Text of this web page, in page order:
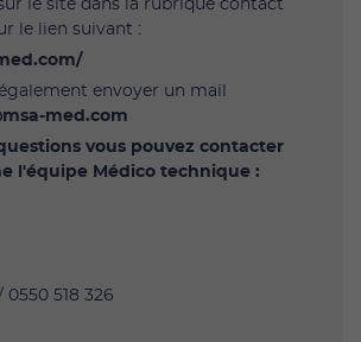
le site dans la rubrique contact
le lien suivant :
envoyer un mail
med.com
vous pouvez contacter
l'équipe Médico technique :
0550 518 326